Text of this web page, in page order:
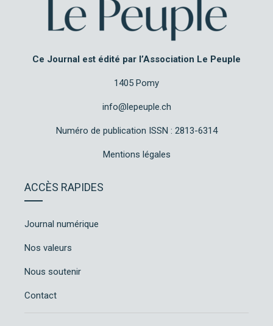
Ce Journal est édité par l’Association Le Peuple
1405 Pomy
info@lepeuple.ch
Numéro de publication ISSN : 2813-6314
Mentions légales
ACCÈS RAPIDES
Journal numérique
Nos valeurs
Nous soutenir
Contact